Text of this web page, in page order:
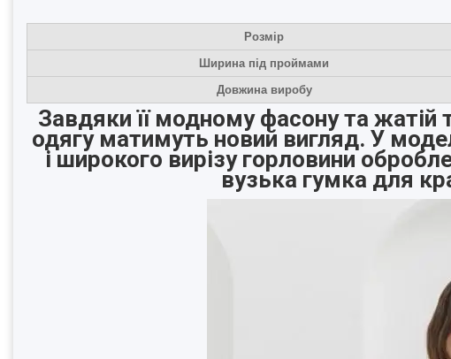
Розмір
Ширина під проймами
Довжина виробу
Завдяки її модному фасону та жатій
одягу матимуть новий вигляд. У
і широкого вирізу горловини
вузька гумка для